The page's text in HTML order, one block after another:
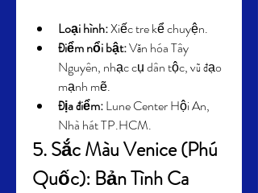
Loại hình: Xiếc tre kể chuyện.
Điểm nổi bật: Văn hóa Tây
Nguyên, nhạc cụ dân tộc, vũ đạo
mạnh mẽ.
Địa điểm: Lune Center Hội An,
Nhà hát TP.HCM.
5. Sắc Màu Venice (Phú
Quốc): Bản Tình Ca